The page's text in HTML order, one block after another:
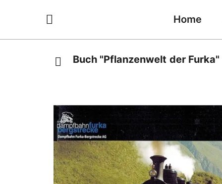
Home
Buch "Pflanzenwelt der Furka"